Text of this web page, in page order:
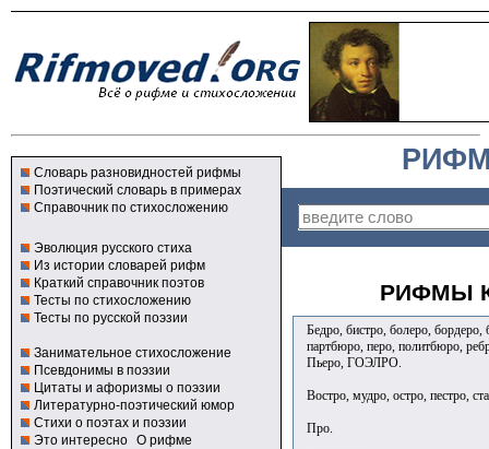
Словарь разновидностей рифмы
Поэтический словарь в примерах
Справочник по стихосложению
Эволюция русского стиха
Из истории словарей рифм
Краткий справочник поэтов
Тесты по стихосложению
Тесты по русской поэзии
Занимательное стихосложение
Псевдонимы в поэзии
Цитаты и афоризмы о поэзии
Литературно-поэтический юмор
Стихи о поэтах и поэзии
Это интересно О рифме
РИФМЫ
Бедро, бистро, болеро,
партбюро, перо, политбюро,
Пьеро, ГОЭЛРО.
Востро, мудро, остро, пестро,
Про.